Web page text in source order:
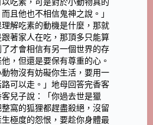
吃素，可是對於小動物真的
且他也不相信鬼神之說。」
解吃素的動機是什麼，那就
著家人在吃，那頂多只能算
才會相信有另一個世界的存
，但還是要保有尊重的心。
物沒有妨礙你生活，要用一
可以走。」地母回答完香客
兒子說：「你過去世是獵
窩的狐狸都趕盡殺絕，沒留
生極度的怨恨，要趁你身體最